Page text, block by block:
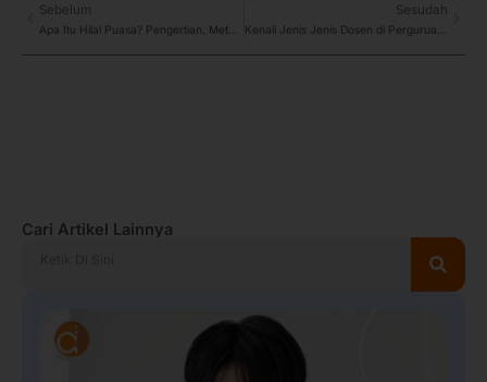
Prev
Sebelum Sesudah
Cari Artikel Lainnya